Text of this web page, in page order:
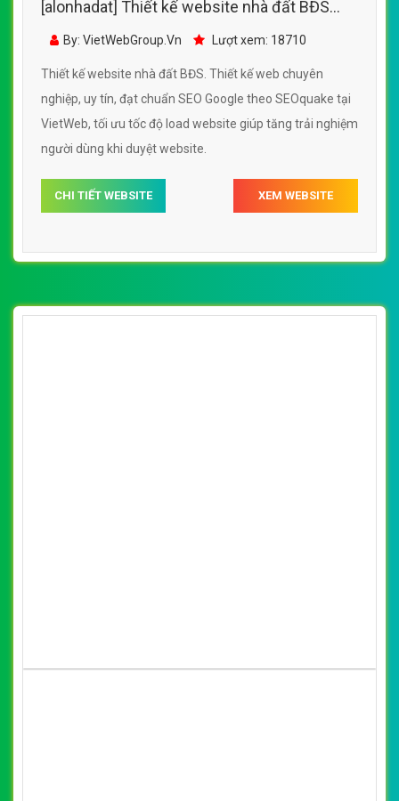
[alonhadat] Thiết kế website nhà đất BĐS
đẹp, chuyên nghiệp chuẩn SEO
By: VietWebGroup.Vn Lượt xem: 18710
Thiết kế website nhà đất BĐS. Thiết kế web chuyên
nghiệp, uy tín, đạt chuẩn SEO Google theo SEOquake tại
VietWeb, tối ưu tốc độ load website giúp tăng trải nghiệm
người dùng khi duyệt website.
CHI TIẾT WEBSITE XEM WEBSITE